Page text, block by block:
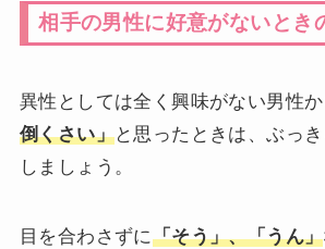
相手の男性に好意がないとき
異性としては全く興味がない男性
倒くさい」と思ったときは、ぶっ
しましょう。
目を合わさずに「そう」、「うん」